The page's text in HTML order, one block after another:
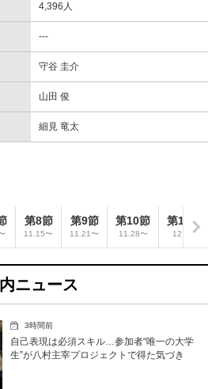
4,396人
---
守谷 圭介
山田 俊
細見 竜太
第8節
11.15〜
第9節
11.21〜
第10節
11.28〜
第11節
12.5〜
ニュース
3時間前
自己表現は必須スキル…参加者“唯一の大学
生”が八村主宰プロジェクトで得た気づき